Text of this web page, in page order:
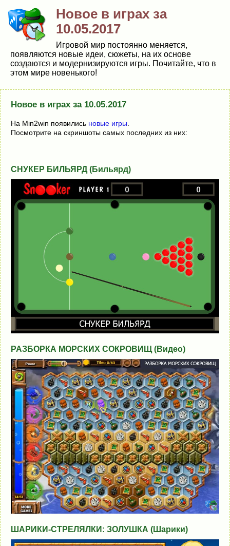
Новое в играх за
10.05.2017
Игровой мир постоянно меняется,
появляются новые идеи, сюжеты, на их основе
создаются и модернизируются игры. Почитайте, что в
этом мире новенького!
Новое в играх за 10.05.2017
На Min2win появились новые игры
Посмотрите на скриншоты самых последних из них:
СНУКЕР БИЛЬЯРД (Бильярд)
РАЗБОРКА МОРСКИХ СОКРОВИЩ (Видео)
ШАРИКИ-СТРЕЛЯЛКИ: ЗОЛУШКА (Шарики)